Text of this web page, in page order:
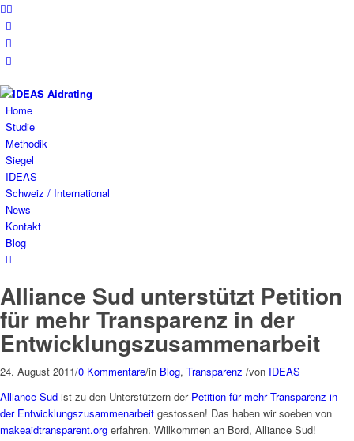
Home
Studie
Methodik
Siegel
IDEAS
Schweiz / International
News
Kontakt
Blog
Alliance Sud unterstützt Petition
für mehr Transparenz in der
Entwicklungszusammenarbeit
24. August 2011/0 Kommentare/in Blog, Transparenz /von IDEAS
Alliance Sud ist zu den Unterstützern der Petition für mehr Transparenz in
der Entwicklungszusammenarbeit gestossen! Das haben wir soeben von
makeaidtransparent.org erfahren. Willkommen an Bord, Alliance Sud!